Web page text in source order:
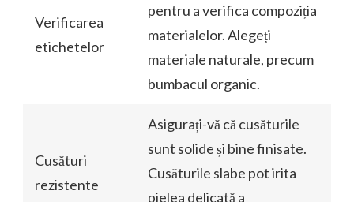
Verificarea
etichetelor
pentru a verifica compoziția
materialelor. Alegeți
materiale naturale, precum
bumbacul organic.
Cusături
rezistente
Asigurați-vă că cusăturile
sunt solide și bine finisate.
Cusăturile slabe pot irita
pielea delicată a